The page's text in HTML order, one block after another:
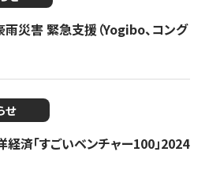
災害 緊急支援（Yogibo、コング
せ
済「すごいベンチャー100」2024